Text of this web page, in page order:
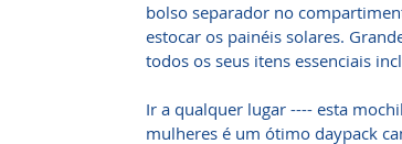
bolso separador no
estocar os painéis solares.
todos os seus itens essenciais
Ir a qualquer lugar ---- esta
mulheres é um ótimo daypack